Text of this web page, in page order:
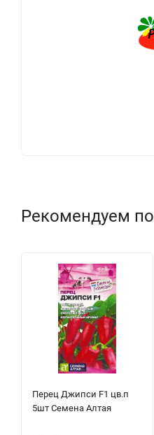
Рекомендуем
Перец Джипси F1 цв.п
5шт Семена Алтая